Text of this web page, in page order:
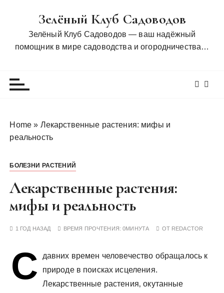
Зелёный Клуб Садоводов
Зелёный Клуб Садоводов — ваш надёжный
помощник в мире садоводства и огородничества…
Home » Лекарственные растения: мифы и
реальность
БОЛЕЗНИ РАСТЕНИЙ
Лекарственные растения:
мифы и реальность
1 ГОД НАЗАД ВРЕМЯ ПРОЧТЕНИЯ:0МИНУТА ОТ REDACTOR
С
давних времен человечество обращалось к
природе в поисках исцеления.
Лекарственные растения‚ окутанные